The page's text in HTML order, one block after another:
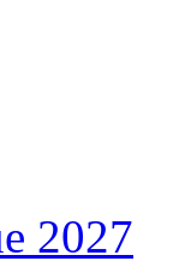
2027